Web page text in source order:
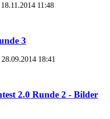
18.11.2014 11:48
3
28.09.2014 18:41
2.0 Runde 2 - Bilder